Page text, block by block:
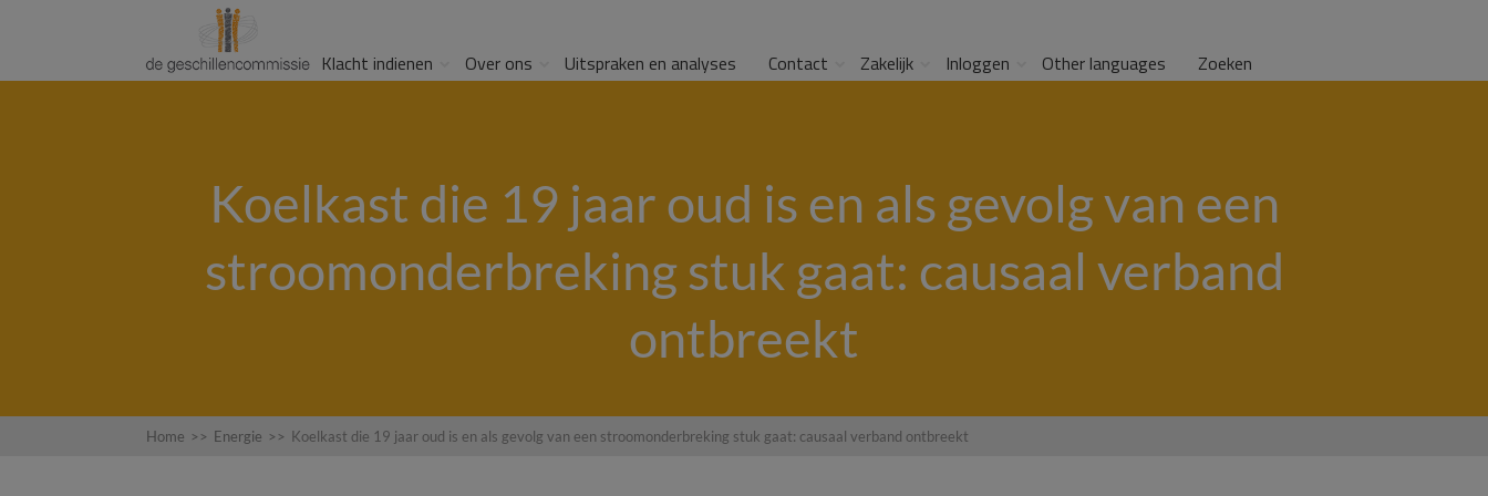
Klacht indienen Over ons Uitspraken en analyses Contact Zakelijk Inloggen Other languages Zoeken
Koelkast die 19 jaar oud is en als gevolg van een
stroomonderbreking stuk gaat: causaal verband
ontbreekt
Home >> Energie >> Koelkast die 19 jaar oud is en als gevolg van een stroomonderbreking stuk gaat: causaal verband ontbreekt